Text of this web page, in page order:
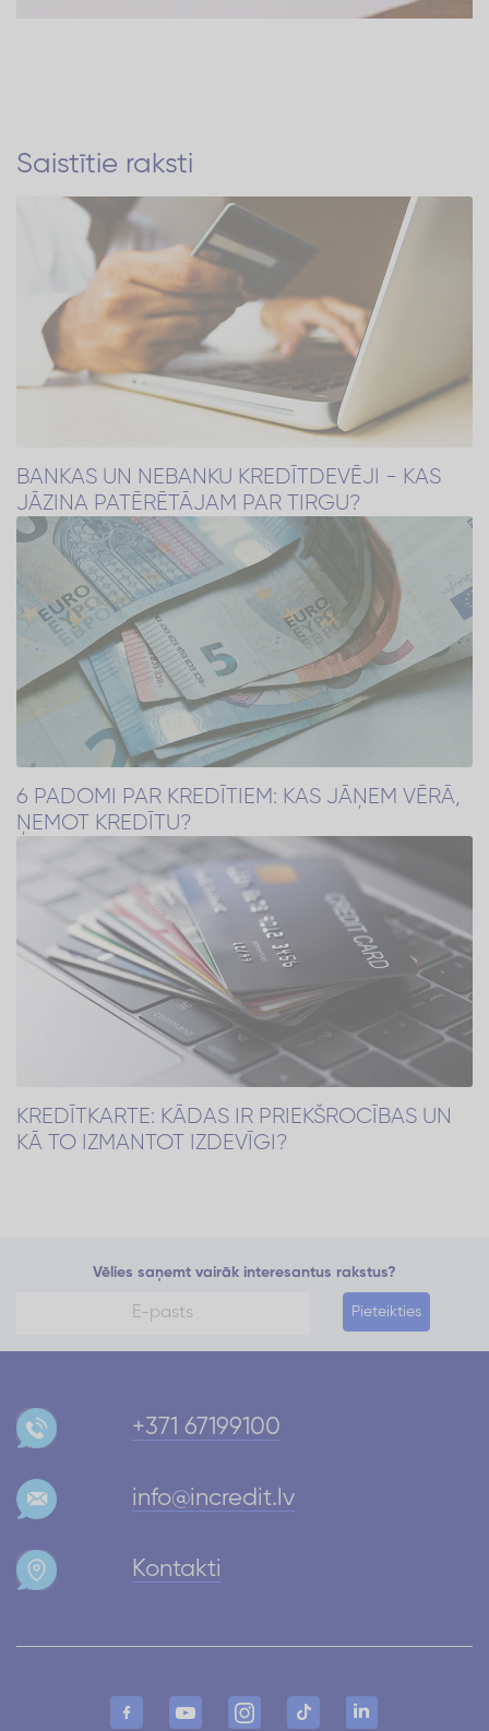
Saistītie raksti
BANKAS UN NEBANKU KREDĪTDEVĒJI - KAS
JĀZINA PATĒRĒTĀJAM PAR TIRGU?
6 PADOMI PAR KREDĪTIEM: KAS JĀŅEM VĒRĀ,
ŅEMOT KREDĪTU?
KREDĪTKARTE: KĀDAS IR PRIEKŠROCĪBAS UN
KĀ TO IZMANTOT IZDEVĪGI?
Vēlies saņemt vairāk interesantus rakstus?
Pieteikties
+371 67199100
info@incredit.lv
Kontakti